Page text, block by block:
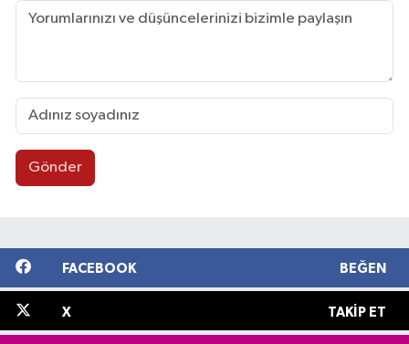
Gönder
FACEBOOK BEĞEN
X TAKIP ET